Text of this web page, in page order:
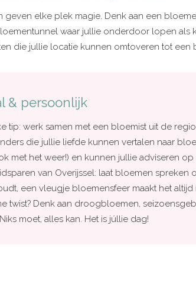
geven elke plek magie. Denk aan een
waar jullie onderdoor lopen als
die jullie locatie kunnen omtoveren tot een
& persoonlijk
tip: werk samen met een bloemist uit de
die jullie liefde kunnen vertalen naar
met het weer!) en kunnen jullie adviseren
van Overijssel: laat bloemen
een vleugje bloemensfeer maakt het
twist? Denk aan droogbloemen,
moet, alles kan. Het is júllie dag!